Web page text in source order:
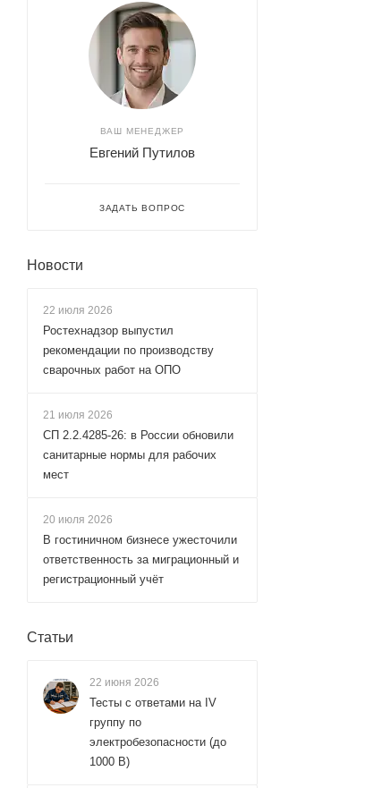
ВАШ МЕНЕДЖЕР
Евгений Путилов
ЗАДАТЬ ВОПРОС
Новости
22 июля 2026
Ростехнадзор выпустил
рекомендации по производству
сварочных работ на ОПО
21 июля 2026
СП 2.2.4285‑26: в России обновили
санитарные нормы для рабочих
мест
20 июля 2026
В гостиничном бизнесе ужесточили
ответственность за миграционный и
регистрационный учёт
Статьи
22 июня 2026
Тесты с ответами на IV
группу по
электробезопасности (до
1000 В)